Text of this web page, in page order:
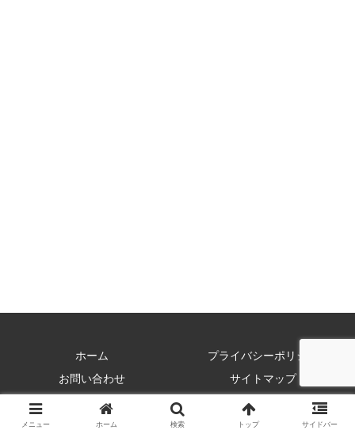
ホーム
プライバシーポリシー
お問い合わせ
サイトマップ
Copyright © 2017 ストリーミングビギナーズ All Rights Reserved.
メニュー ホーム 検索 トップ サイドバー